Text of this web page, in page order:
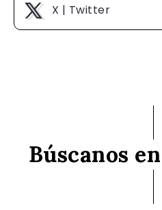
X | Twitter
Búscanos